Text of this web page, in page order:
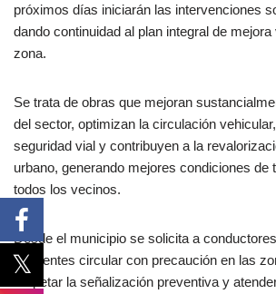
próximos días iniciarán las intervenciones
dando continuidad al plan integral de
zona.
Se trata de obras que mejoran
del sector, optimizan la circulación
seguridad vial y contribuyen a la
urbano, generando mejores condiciones de
todos los vecinos.
Desde el municipio se solicita a
residentes circular con precaución en las
respetar la señalización preventiva y